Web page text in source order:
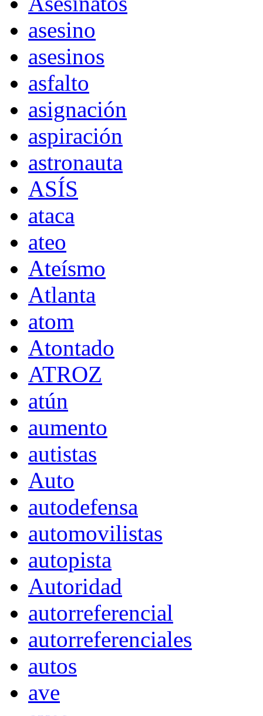
asesino
asesinos
asfalto
asignación
aspiración
astronauta
ASÍS
ataca
ateo
Ateísmo
Atlanta
atom
Atontado
ATROZ
atún
aumento
autistas
Auto
autodefensa
automovilistas
autopista
Autoridad
autorreferencial
autorreferenciales
autos
ave